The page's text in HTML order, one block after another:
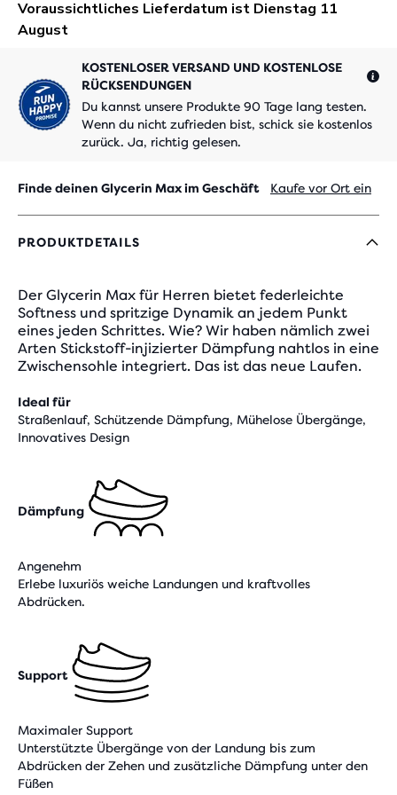
KOSTENLOSER VERSAND UND KOSTENLOSE
RÜCKSENDUNGEN
Du kannst unsere Produkte 90 Tage lang testen.
Wenn du nicht zufrieden bist, schick sie kostenlos
zurück. Ja, richtig gelesen.
Finde deinen Glycerin Max im Geschäft Kaufe vor Ort ein
PRODUKTDETAILS
Der Glycerin Max für Herren bietet federleichte
Softness und spritzige Dynamik an jedem Punkt
eines jeden Schrittes. Wie? Wir haben nämlich zwei
Arten Stickstoff-injizierter Dämpfung nahtlos in eine
Zwischensohle integriert. Das ist das neue Laufen.
Ideal für
Straßenlauf, Schützende Dämpfung, Mühelose Übergänge,
Innovatives Design
Dämpfung
Angenehm
Erlebe luxuriös weiche Landungen und kraftvolles
Abdrücken.
Support
Maximaler Support
Unterstützte Übergänge von der Landung bis zum
Abdrücken der Zehen und zusätzliche Dämpfung unter den
Füßen